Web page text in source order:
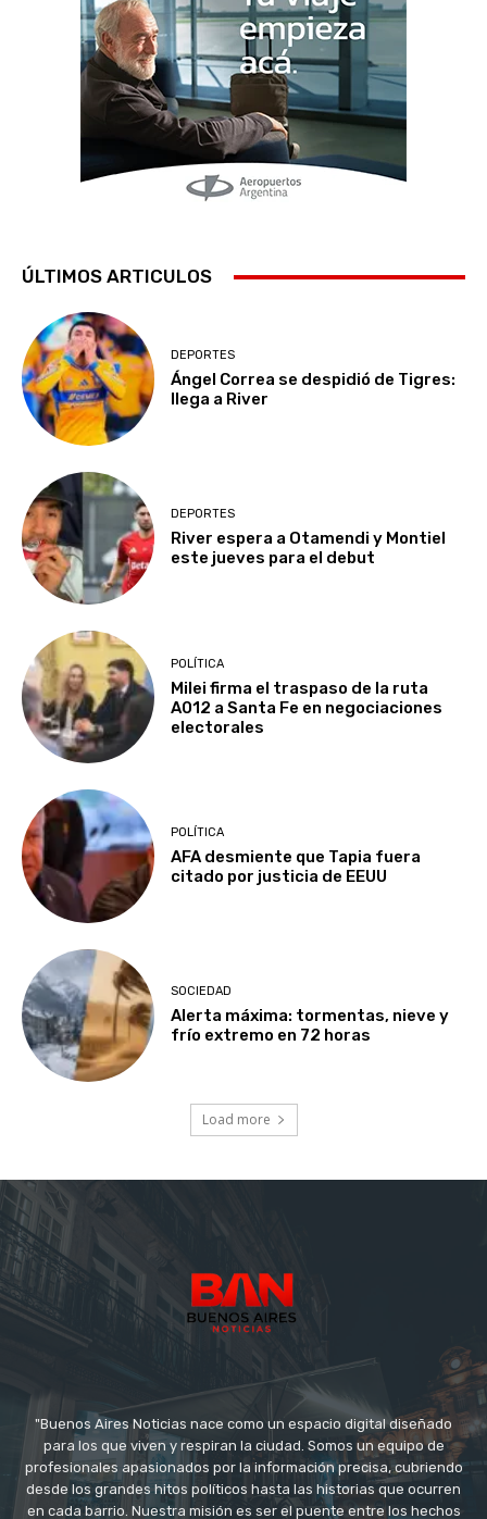
ÚLTIMOS ARTICULOS
DEPORTES
Ángel Correa se despidió de Tigres:
llega a River
DEPORTES
River espera a Otamendi y Montiel
este jueves para el debut
POLÍTICA
Milei firma el traspaso de la ruta
A012 a Santa Fe en negociaciones
electorales
POLÍTICA
AFA desmiente que Tapia fuera
citado por justicia de EEUU
SOCIEDAD
Alerta máxima: tormentas, nieve y
frío extremo en 72 horas
Load more
"Buenos Aires Noticias nace como un espacio digital diseñado
para los que viven y respiran la ciudad. Somos un equipo de
profesionales apasionados por la información precisa, cubriendo
desde los grandes hitos políticos hasta las historias que ocurren
en cada barrio. Nuestra misión es ser el puente entre los hechos